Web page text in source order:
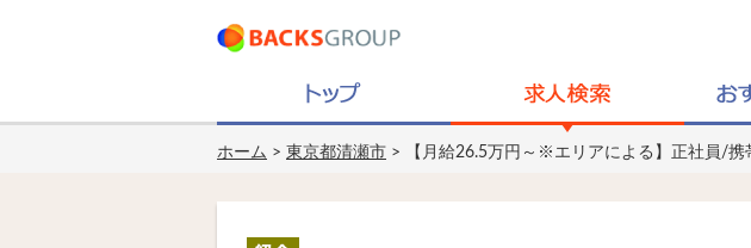
ホーム > 東京都清瀬市 > 【月給26.5万円～※エリアによる】正社員/